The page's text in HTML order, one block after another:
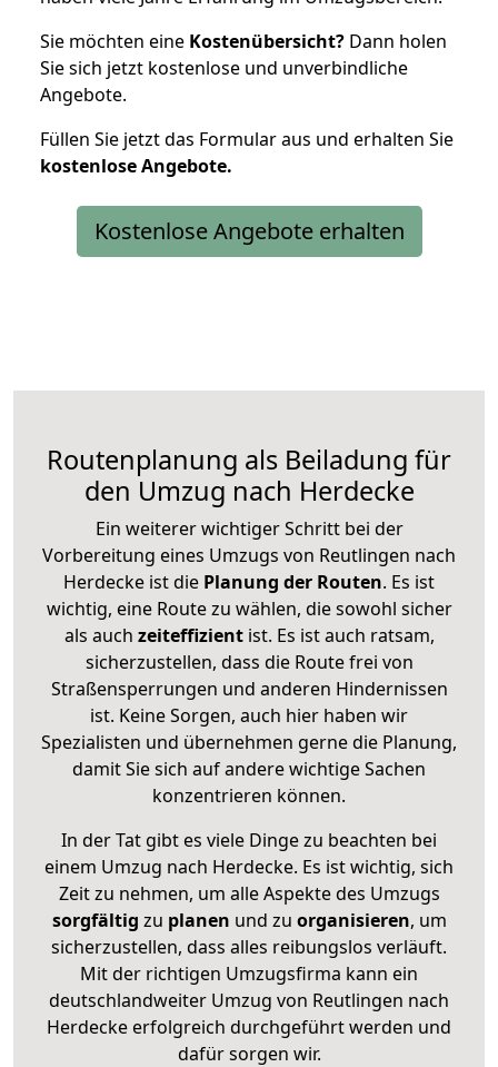
Sie möchten eine Kostenübersicht? Dann holen
Sie sich jetzt kostenlose und unverbindliche
Angebote.
Füllen Sie jetzt das Formular aus und erhalten Sie
kostenloseAngebote.
Kostenlose Angebote erhalten
Routenplanung als Beiladung für
den Umzug nach Herdecke
Ein weiterer wichtiger Schritt bei der
Vorbereitung eines Umzugs von Reutlingen nach
Herdecke ist die Planung der Routen. Es ist
wichtig, eine Route zu wählen, die sowohl sicher
als auch zeiteffizientist. Es ist auch ratsam,
sicherzustellen, dass die Route frei von
Straßensperrungen und anderen Hindernissen
ist. Keine Sorgen, auch hier haben wir
Spezialisten und übernehmen gerne die Planung,
damit Sie sich auf andere wichtige Sachen
konzentrieren können.
In der Tat gibt es viele Dinge zu beachten bei
einem Umzug nach Herdecke. Es ist wichtig, sich
Zeit zu nehmen, um alle Aspekte des Umzugs
sorgfältig zu planen und zu organisieren, um
sicherzustellen, dass alles reibungslos verläuft.
Mit der richtigen Umzugsfirma kann ein
deutschlandweiter Umzug von Reutlingen nach
Herdecke erfolgreich durchgeführt werden und
dafür sorgen wir.